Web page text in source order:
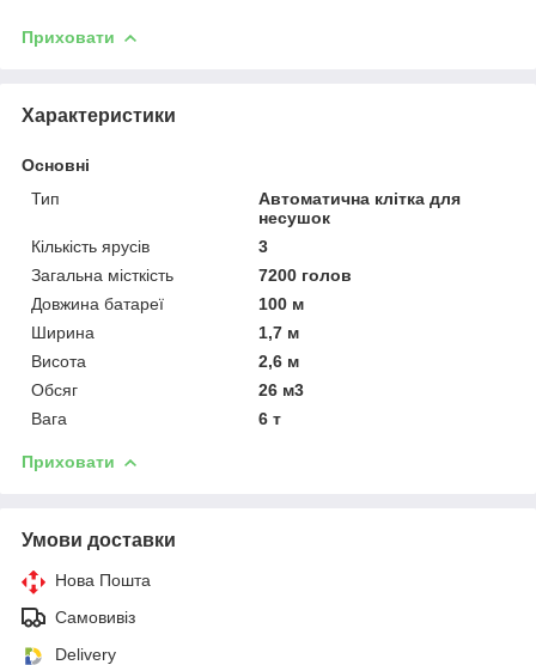
Приховати
Характеристики
Основні
Тип
Автоматична клітка для
несушок
Кількість ярусів
3
Загальна місткість
7200 голов
Довжина батареї
100 м
Ширина
1,7 м
Висота
2,6 м
Обсяг
26 м3
Вага
6 т
Приховати
Умови доставки
Нова Пошта
Самовивіз
Delivery